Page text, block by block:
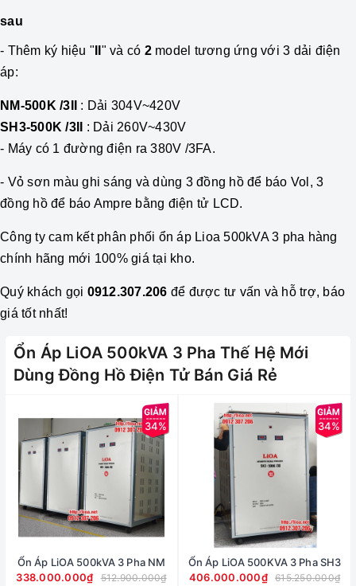
sau
- Thêm ký hiệu " " và có 2model tương ứng với 3 dải điện
áp:
NM-500K /3II
: Dải 304V~420V
SH3-500K /3II
: Dải 260V~430V
- Máy có 1 đường điện ra 380V /3FA.
- Vỏ sơn màu ghi sáng và dùng 3 đồng hồ để báo Vol, 3
đồng hồ để báo Ampre bằng điện tử LCD.
Công ty cam kết phân phối ổn ápLioa 500kVA 3 pha hàng
chính hãng mới 100% giá tại kho.
Quý khách gọi 0912.307.206 để được tư vấn và hỗ trợ, báo
giá tốt nhất!
Ổn Áp LiOA 500kVA 3 Pha Thế Hệ Mới
Dùng Đồng Hồ Điện Tử Bán Giá Rẻ
34%
Ổn Áp LiOA 500kVA 3 Pha NM
338.000.000₫
512.900.000₫
34%
Ổn Áp LiOA 500KVA 3 Pha SH3
406.000.000₫
615.250.000₫